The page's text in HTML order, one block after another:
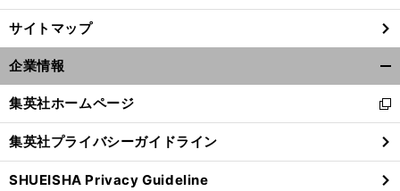
サイトマップ
企業情報
閉
る
集英社ホームページ
新
し
い
ウ
ィ
集英社プライバシーガイドライン
SHUEISHA Privacy Guideline